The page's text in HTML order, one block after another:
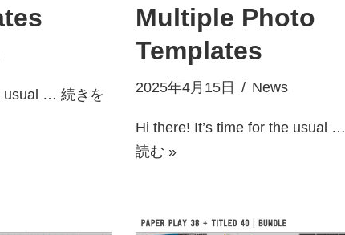
usual … 続きを
Multiple Photo
Templates
2025年4月15日 News
Hi there! It’s time for the usual …
読む »